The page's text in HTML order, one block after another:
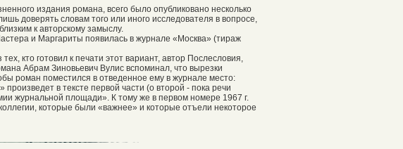
издания романа, всего было опубликовано несколько
доверять словам того или иного исследователя в вопросе,
к авторскому замыслу.
и Маргариты появилась в журнале «Москва» (тираж
кто готовил к печати этот вариант, автор Послесловия,
Абрам Зиновьевич Вулис вспоминал, что вырезки
роман поместился в отведенное ему в журнале место:
в тексте первой части (о второй - пока речи
журнальной площади». К тому же в первом номере 1967 г.
которые были «важнее» и которые отъели некоторое